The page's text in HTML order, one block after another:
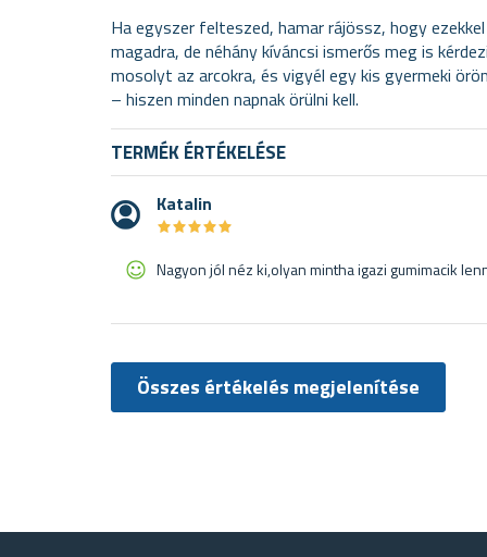
Ha egyszer felteszed, hamar rájössz, hogy
magadra, de néhány kíváncsi ismerős meg is
mosolyt az arcokra, és vigyél egy kis gyermeki
– hiszen minden napnak örülni kell.
TERMÉK ÉRTÉKELÉSE
Katalin
★★★★★
★★★★★
Nagyon jól néz ki,olyan mintha igazi gumimacik
Összes értékelés megjelenítése